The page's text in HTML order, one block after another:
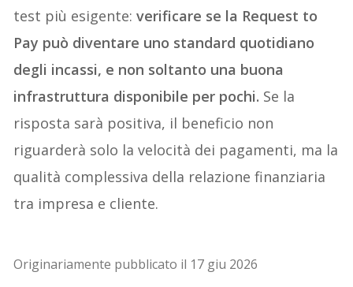
test più esigente:verificare se la Request to
Pay può diventare uno standard quotidiano
degli incassi, e non soltanto una buona
infrastruttura disponibile per pochi. Se la
risposta sarà positiva, il beneficio non
riguarderà solo la velocità dei pagamenti, ma la
qualità complessiva della relazione finanziaria
tra impresa e cliente.
Originariamente pubblicato il 17 giu 2026